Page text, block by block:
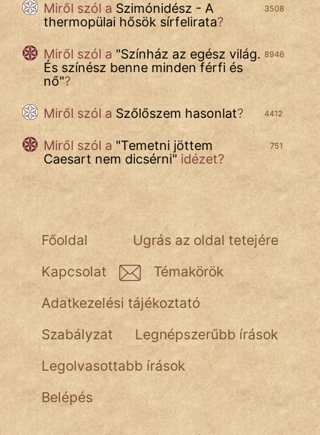
3508
Miről szól a Szimónidész - A
thermopülai hősök sírfelirata?
8946
Miről szól a "Színház az egész világ.
És színész benne minden férfi és
nő"?
4412
Miről szól a Szőlőszem hasonlat?
751
Miről szól a "Temetni jöttem
Caesart nem dicsérni" idézet?
Ugrás az oldal tetejére
Főoldal
Kapcsolat
Témakörök
Adatkezelési tájékoztató
Szabályzat
Legnépszerűbb írások
Legolvasottabb írások
Belépés